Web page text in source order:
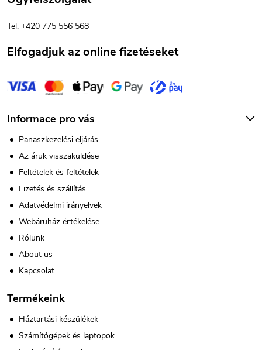
é
c
Tel: +420 775 556 568
Elfogadjuk az online fizetéseket
Informace pro vás
Panaszkezelési eljárás
Az áruk visszaküldése
Feltételek és feltételek
Fizetés és szállítás
Adatvédelmi irányelvek
Webáruház értékelése
Rólunk
About us
Kapcsolat
Termékeink
Háztartási készülékek
Számítógépek és laptopok